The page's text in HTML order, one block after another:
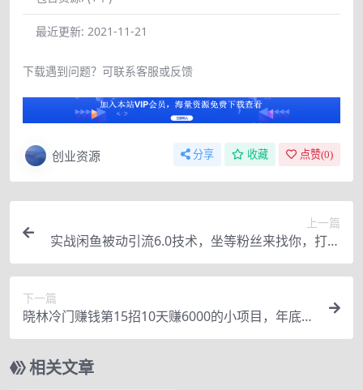
最近更新: 2021-11-21
下载遇到问题？可联系客服或反馈
创业资源 分享 收藏 点赞(0)
上一篇
实战闲鱼被动引流6.0技术，坐等粉丝来找你，打造
赚钱的ip(16节课+话术指导)
下一篇
晓林冷门赚钱第15招10天赚6000的小项目，年底赚
钱好项目
相关文章